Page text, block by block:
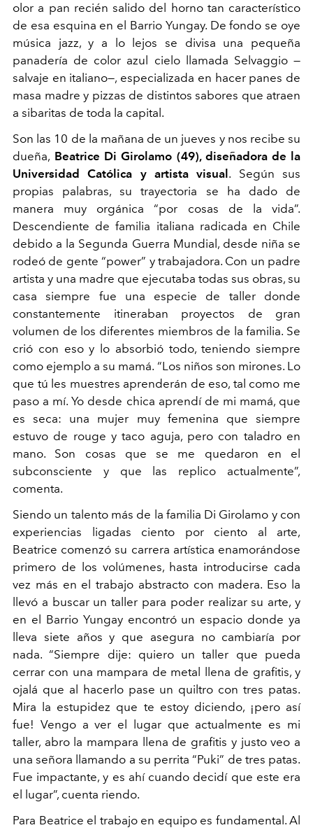
olor a pan recién salido del horno tan característico
de esa esquina en el Barrio Yungay. De fondo se oye
música jazz, y a lo lejos se divisa una pequeña
panadería de color azul cielo llamada Selvaggio —
salvaje en italiano—, especializada en hacer panes de
masa madre y pizzas de distintos sabores que atraen
a sibaritas de toda la capital.
Son las 10 de la mañana de un jueves y nos recibe su
dueña, Beatrice Di Girolamo (49), diseñadora de la
Universidad Católica y artista visual . Según sus
propias palabras, su trayectoria se ha dado de
manera muy orgánica “por cosas de la vida”.
Descendiente de familia italiana radicada en Chile
debido a la Segunda Guerra Mundial, desde niña se
rodeó de gente “power” y trabajadora. Con un padre
artista y una madre que ejecutaba todas sus obras, su
casa siempre fue una especie de taller donde
constantemente itineraban proyectos de gran
volumen de los diferentes miembros de la familia. Se
crió con eso y lo absorbió todo, teniendo siempre
como ejemplo a su mamá. “Los niños son mirones. Lo
que tú les muestres aprenderán de eso, tal como me
paso a mí. Yo desde chica aprendí de mi mamá, que
es seca: una mujer muy femenina que siempre
estuvo de rouge y taco aguja, pero con taladro en
mano. Son cosas que se me quedaron en el
subconsciente y que las replico actualmente”,
comenta.
Siendo un talento más de la familia Di Girolamo y con
experiencias ligadas ciento por ciento al arte,
Beatrice comenzó su carrera artística enamorándose
primero de los volúmenes, hasta introducirse cada
vez más en el trabajo abstracto con madera. Eso la
llevó a buscar un taller para poder realizar su arte, y
en el Barrio Yungay encontró un espacio donde ya
lleva siete años y que asegura no cambiaría por
nada. “Siempre dije: quiero un taller que pueda
cerrar con una mampara de metal llena de grafitis, y
ojalá que al hacerlo pase un quiltro con tres patas.
Mira la estupidez que te estoy diciendo, ¡pero así
fue! Vengo a ver el lugar que actualmente es mi
taller, abro la mampara llena de grafitis y justo veo a
una señora llamando a su perrita “Puki” de tres patas.
Fue impactante, y es ahí cuando decidí que este era
el lugar”, cuenta riendo.
Para Beatrice el trabajo en equipo es fundamental. Al